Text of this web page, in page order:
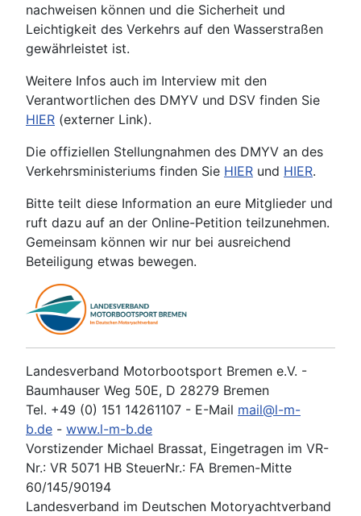
nachweisen können und die Sicherheit und
Leichtigkeit des Verkehrs auf den Wasserstraßen
gewährleistet ist.
Weitere Infos auch im Interview mit den
Verantwortlichen des DMYV und DSV finden Sie
HIER (externer Link).
Die offiziellen Stellungnahmen des DMYV an des
Verkehrsministeriums finden Sie HIER und HIER.
Bitte teilt diese Information an eure Mitglieder und
ruft dazu auf an der Online-Petition teilzunehmen.
Gemeinsam können wir nur bei ausreichend
Beteiligung etwas bewegen.
Landesverband Motorbootsport Bremen e.V. -
Baumhauser Weg 50E, D 28279 Bremen
Tel. +49 (0) 151 14261107 - E-Mail mail@l-m-
b.de - www.l-m-b.de
Vorstizender Michael Brassat, Eingetragen im VR-
Nr.: VR 5071 HB SteuerNr.: FA Bremen-Mitte
60/145/90194
Landesverband im Deutschen Motoryachtverband